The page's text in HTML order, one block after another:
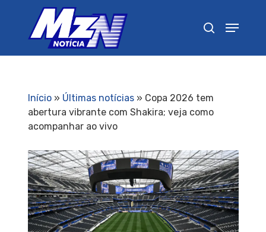
Início» Últimas notícias» Copa 2026 tem
abertura vibrante com Shakira; veja como
acompanhar ao vivo